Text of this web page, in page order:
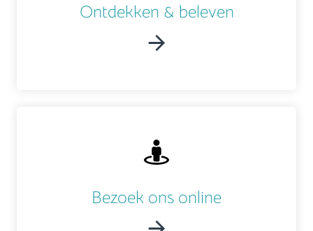
Ontdekken & beleven
Bezoek ons online